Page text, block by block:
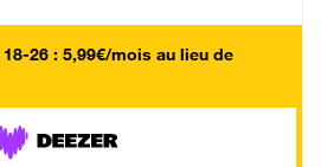
18-26 : 5,99€/mois au lieu de